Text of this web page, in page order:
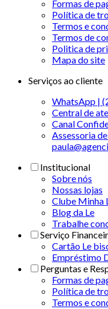
Formas de
Política de
Termos e
Termos de
Politica de
Mapa do site
Serviços ao cliente
WhatsApp |
Central de
Canal
Assessoria
Institucional
Sobre nós
Nossas lojas
Clube Minha
Blog da Le
Trabalhe
Serviço
Cartão Le
Empréstimo
Perguntas e
Formas de
Política de
Termos e